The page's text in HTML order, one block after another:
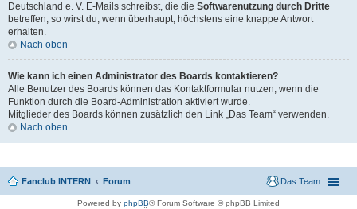
Deutschland e. V. E-Mails schreibst, die die Softwarenutzung durch Dritte
betreffen, so wirst du, wenn überhaupt, höchstens eine knappe Antwort
erhalten.
Nach oben
Wie kann ich einen Administrator des Boards kontaktieren?
Alle Benutzer des Boards können das Kontaktformular nutzen, wenn die
Funktion durch die Board-Administration aktiviert wurde.
Mitglieder des Boards können zusätzlich den Link „Das Team“ verwenden.
Nach oben
Fanclub INTERN Forum Das Team
Powered by phpBB® Forum Software © phpBB Limited